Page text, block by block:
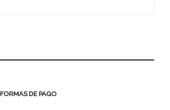
FORMAS DE PAGO